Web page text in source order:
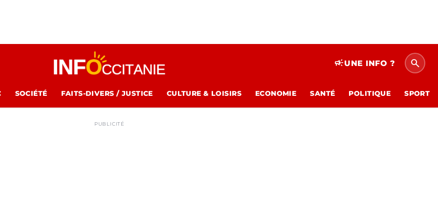
campaignUNE INFO ? search
SOCIÉTÉ FAITS-DIVERS / JUSTICE CULTURE & LOISIRS ECONOMIE SANTÉ POLITIQUE SPORT
PUBLICITÉ